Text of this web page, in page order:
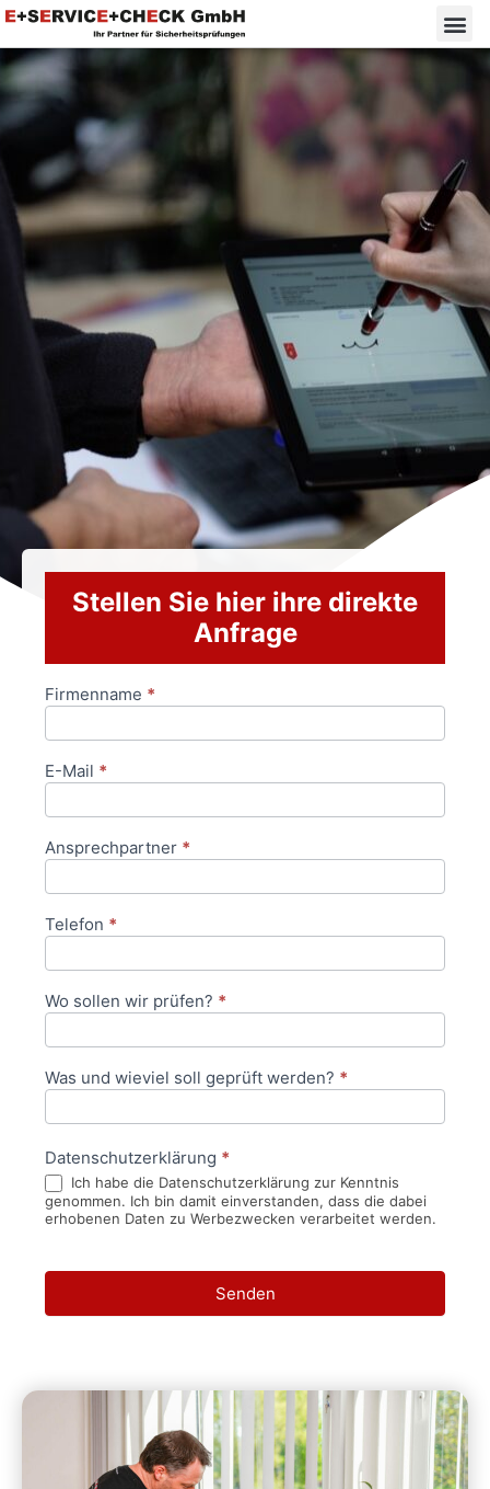
Stellen Sie hier ihre direkte
Anfrage
Anfrageformular
Firmenname *
E-Mail *
Ansprechpartner *
Telefon *
Wo sollen wir prüfen? *
Was und wieviel soll geprüft werden? *
Datenschutzerklärung *
Ich habe die Datenschutzerklärung zur Kenntnis
genommen. Ich bin damit einverstanden, dass die dabei
erhobenen Daten zu Werbezwecken verarbeitet werden.
Senden